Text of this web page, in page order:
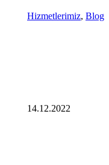
Hizmetlerimiz, Blog
14.12.2022